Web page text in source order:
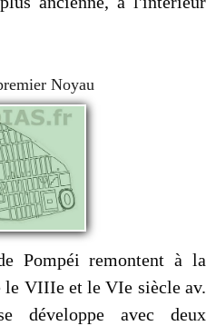
Noyau
Pompéi remontent à la
le VIIIe et le VIe siècle av.
développe avec deux